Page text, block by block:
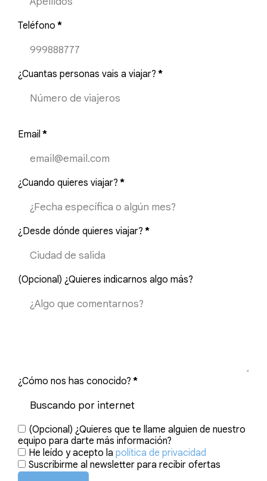
Teléfono *
¿Cuantas personas vais a viajar? *
Email *
¿Cuando quieres viajar? *
¿Desde dónde quieres viajar? *
(Opcional) ¿Quieres indicarnos algo más?
¿Cómo nos has conocido? *
(Opcional) ¿Quieres que te llame alguien de nuestro
equipo para darte más información?
He leído y acepto la política de privacidad
Suscribirme al newsletter para recibir ofertas